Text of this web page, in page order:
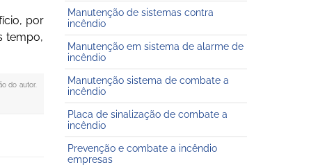
por
tempo,
do autor.
Manutenção de sistemas contra
incêndio
Manutenção em sistema de alarme de
incêndio
Manutenção sistema de combate a
incêndio
Placa de sinalização de combate a
incêndio
Prevenção e combate a incêndio
empresas